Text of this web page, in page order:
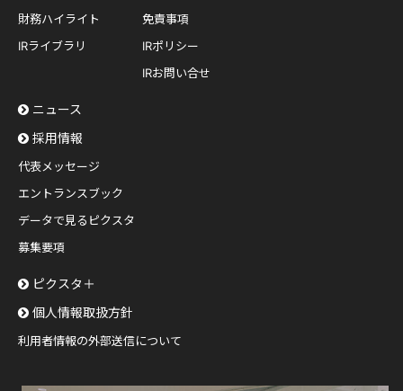
財務ハイライト
IRライブラリ
免責事項
IRポリシー
IRお問い合せ
ニュース
採用情報
代表メッセージ
エントランスブック
データで見るピクスタ
募集要項
ピクスタ＋
個人情報取扱方針
利用者情報の外部送信について